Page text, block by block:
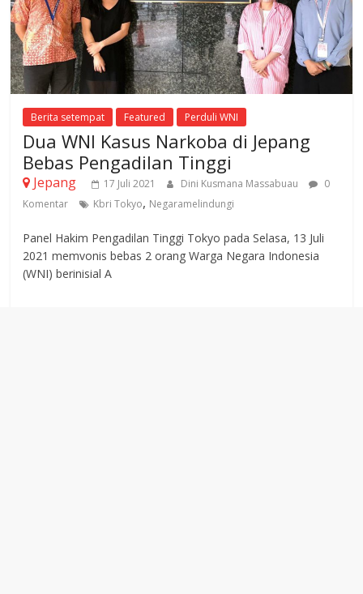
Berita setempat Featured Perduli WNI
Dua WNI Kasus Narkoba di Jepang
Bebas Pengadilan Tinggi
Jepang 17 Juli 2021 Dini Kusmana Massabuau
0
Komentar
Kbri Tokyo, Negaramelindungi
Panel Hakim Pengadilan Tinggi Tokyo pada Selasa, 13 Juli
2021 memvonis bebas 2 orang Warga Negara Indonesia
(WNI) berinisial A